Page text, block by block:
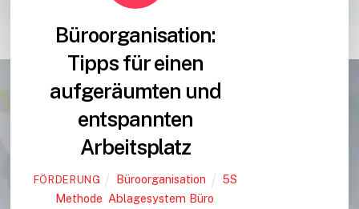
Büroorganisation:
Tipps für einen
aufgeräumten und
entspannten
Arbeitsplatz
FÖRDERUNG Büroorganisation
5S
Methode Ablagesystem Büro